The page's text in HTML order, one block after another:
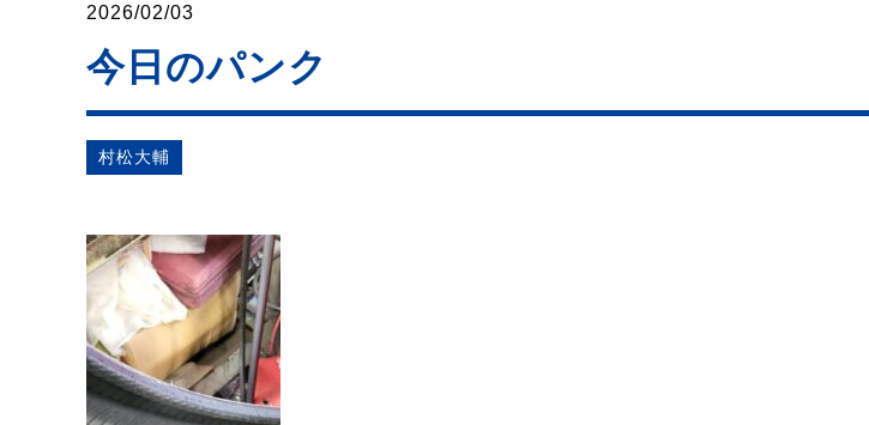
2026/02/03
今日のパンク
村松⼤輔